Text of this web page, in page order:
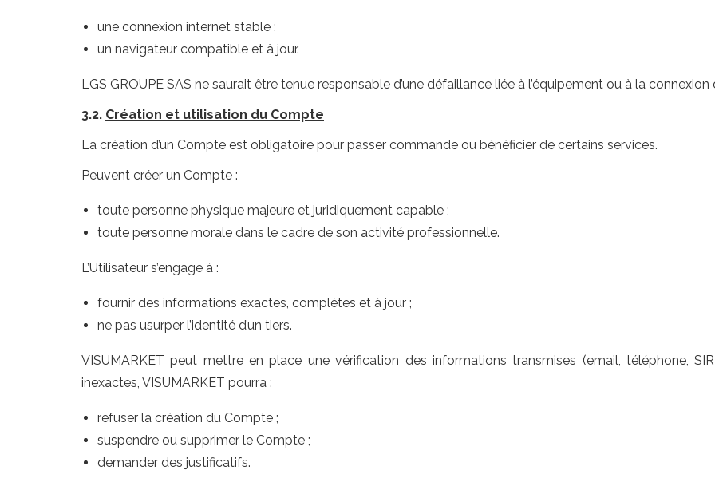
une connexion internet stable ;
un navigateur compatible et à jour.
LGS GROUPE SAS ne saurait être tenue responsable d’une défaillance liée à l’équipement ou à la connexion
3.2. Création et utilisation du Compte
La création d’un Compte est obligatoire pour passer commande ou bénéficier de certains services.
Peuvent créer un Compte :
toute personne physique majeure et juridiquement capable ;
toute personne morale dans le cadre de son activité professionnelle.
L’Utilisateur s’engage à :
fournir des informations exactes, complètes et à jour ;
ne pas usurper l’identité d’un tiers.
VISUMARKET peut mettre en place une vérification des informations transmises (email, téléphone,
inexactes, VISUMARKET pourra :
refuser la création du Compte ;
suspendre ou supprimer le Compte ;
demander des justificatifs.